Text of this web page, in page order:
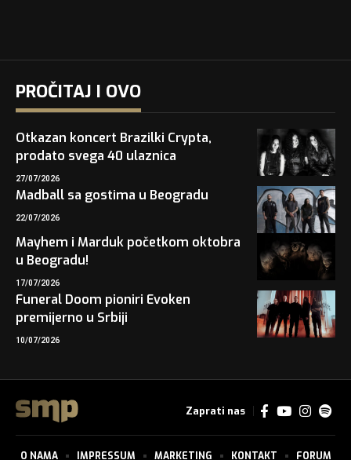
PROČITAJ I OVO
Otkazan koncert Brazilki Crypta,
prodato svega 40 ulaznica
27/07/2026
Madball sa gostima u Beogradu
22/07/2026
Mayhem i Marduk početkom oktobra
u Beogradu!
17/07/2026
Funeral Doom pioniri Evoken
premijerno u Srbiji
10/07/2026
Zaprati nas
O NAMA IMPRESSUM MARKETING KONTAKT FORUM